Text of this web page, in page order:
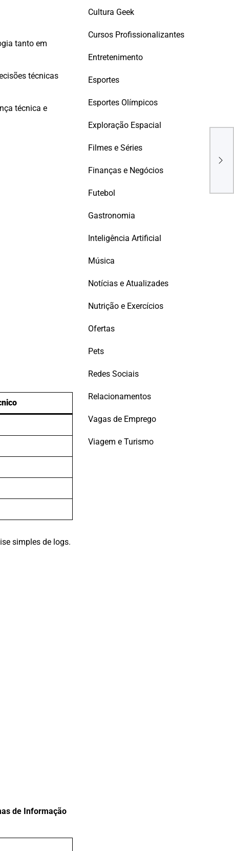
tanto em
técnicas
técnica e
simples de logs.
de Informação
Cultura Geek
Cursos Profissionalizantes
Entretenimento
Esportes
Esportes Olímpicos
Exploração Espacial
Filmes e Séries
Finanças e Negócios
Futebol
Gastronomia
Inteligência Artificial
Música
Notícias e Atualizades
Nutrição e Exercícios
Ofertas
Pets
Redes Sociais
Relacionamentos
Vagas de Emprego
Viagem e Turismo